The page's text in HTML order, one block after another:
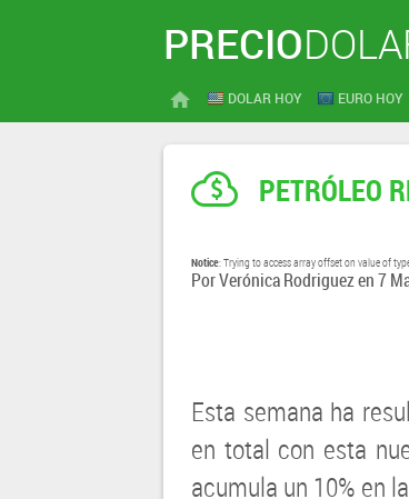
PRECIO
DOLAR HOY EURO HOY
PETRÓLEO
Notice: Trying to access array offset on value of
PorVerónica Rodriguezen7
Esta semana ha
en total con esta
acumula un 10% en